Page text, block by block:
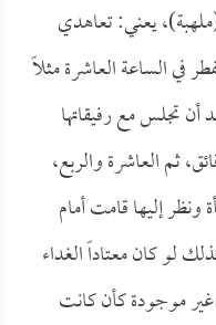
يعني: تعاهدي
في الساعة العاشرة مثلاً
أن تجلس مع رفيقاتها
ثم العاشرة والربع،
إليها قامت أمام
لو كان معتاداً الغداء
غير موجودة كأن كانت